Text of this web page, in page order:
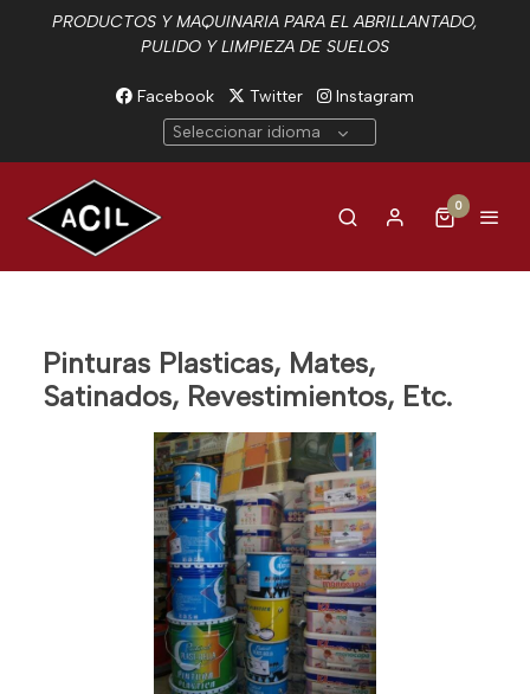
PRODUCTOS Y MAQUINARIA PARA EL ABRILLANTADO,
PULIDO Y LIMPIEZA DE SUELOS
Facebook Twitter
Instagram
Seleccionar idioma
0
Pinturas Plasticas, Mates,
Satinados, Revestimientos, Etc.